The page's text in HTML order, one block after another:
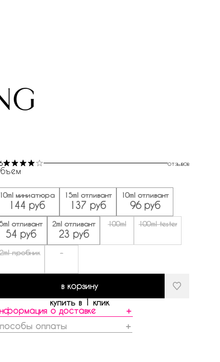
отзывов
10ml миниатюра
144 руб
15ml отливант
137 руб
10ml отливант
96 руб
5ml отливант
54 руб
2ml отливант
23 руб
100ml 100ml tester
пробник -
в корзину
купить в 1 клик
о доставке
＋
оплаты
＋